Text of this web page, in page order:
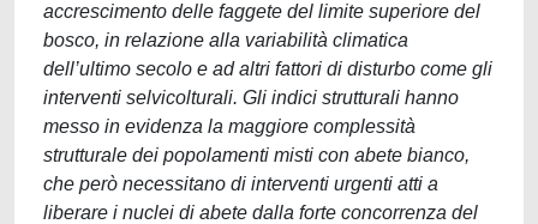
accrescimento delle faggete del limite superiore del
bosco, in relazione alla variabilità climatica
dell’ultimo secolo e ad altri fattori di disturbo come gli
interventi selvicolturali. Gli indici strutturali hanno
messo in evidenza la maggiore complessità
strutturale dei popolamenti misti con abete bianco,
che però necessitano di interventi urgenti atti a
liberare i nuclei di abete dalla forte concorrenza del